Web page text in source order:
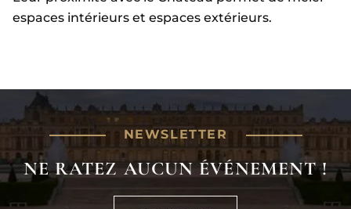
espaces intérieurs et espaces extérieurs.
NEWSLETTER
NE RATEZ AUCUN ÉVÉNEMENT !